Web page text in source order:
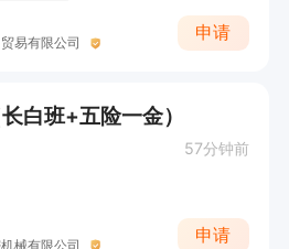
Spring and Autumn o
team building, Family Da
commercial insurance
易有限公司
申请
白班+五险一金）
57分钟前
械有限公司
申请